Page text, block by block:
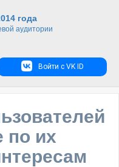
года
аудитории
Войти с VK ID
по их